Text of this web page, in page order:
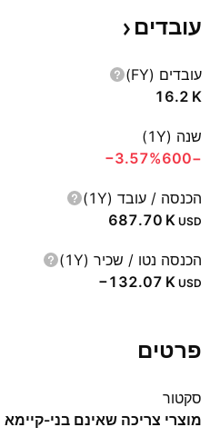
עובדים
עובדים (FY)
‪16.2 K‬
שנה (1Y)
−600
‪−3.57%‬
הכנסה / עובד (1Y)
‪687.70 K‬ USD
הכנסה נטו / שכיר (1Y)
‪−132.07 K‬ USD
פרטים
סקטור
מוצרי צריכה שאינם בני-קיימא